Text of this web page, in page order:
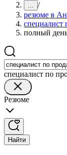
... /
резюме в
специалист
полный
специалист по
Резюме
Найти